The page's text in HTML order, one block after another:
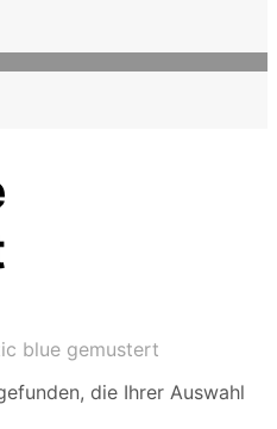
blue gemustert
die Ihrer Auswahl